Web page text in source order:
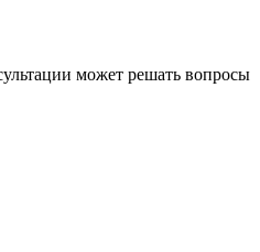
может решать вопросы